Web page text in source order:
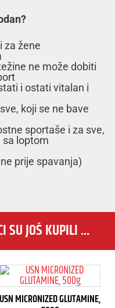
za žene
ne može dobiti
i ostati vitalan i
koji se ne bave
sportaše i za sve,
sa loptom
prije spavanja)
SU JOŠ KUPILI ...
USN MICRONIZED GLUTAMINE,